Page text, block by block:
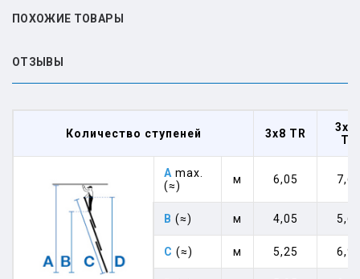
ПОХОЖИЕ ТОВАРЫ
ОТЗЫВЫ
Количество ступеней 3x8 TR
TR
A max.
(≈)
м 6,05
B (≈) м 4,05
C (≈) м 5,25